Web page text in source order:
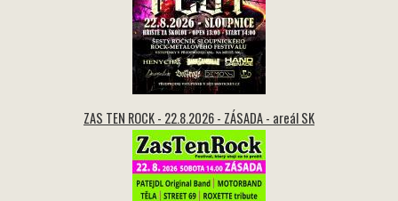
ZAS TEN ROCK - 22.8.2026 - ZÁSADA - areál SK